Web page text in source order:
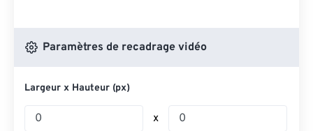
Paramètres de recadrage vidéo
Largeur x Hauteur (px)
x